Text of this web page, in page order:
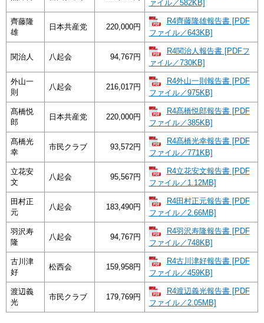
ァイル／582KB]
齊藤隆
雄
日本共産党 220,000円
R4齊藤隆雄報告書 [PDF
ファイル／643KB]
関治人 八起会 94,767円
R4関治人報告書 [PDFフ
ァイル／730KB]
外山一
則
八起会 216,017円
R4外山一則報告書 [PDF
ファイル／975KB]
髙橋悦
郎
日本共産党 220,000円
R4髙橋悦郎報告書 [PDF
ファイル／385KB]
髙橋光
幸
市民クラブ 93,572円
R4髙橋光幸報告書 [PDF
ファイル／771KB]
立花安
文
八起会 95,567円
R4立花安文報告書 [PDF
ファイル／1.12MB]
田村正
元
八起会 183,490円
R4田村正元報告書 [PDF
ファイル／2.66MB]
羽沢寿
隆
八起会 94,767円
R4羽沢寿隆報告書 [PDF
ファイル／748KB]
古川津
好
松西会 159,958円
R4古川津好報告書 [PDF
ファイル／459KB]
渡辺義
光
市民クラブ 179,769円
R4渡辺義光報告書 [PDF
ファイル／2.05MB]